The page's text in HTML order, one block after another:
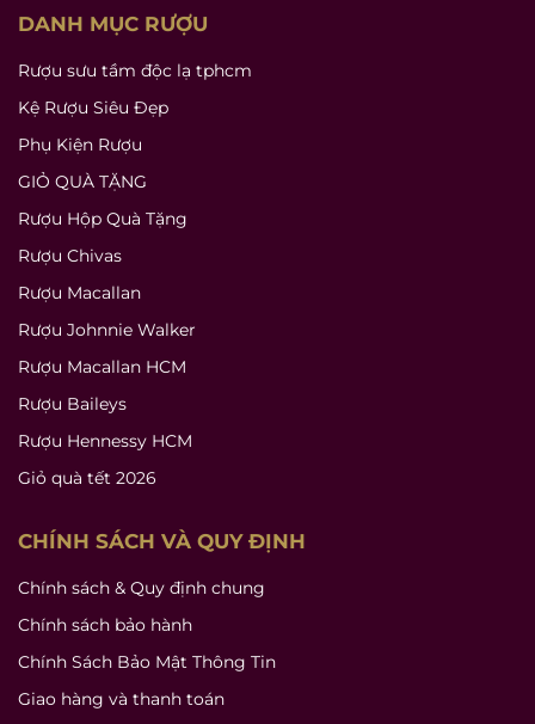
DANH MỤC RƯỢU
Rượu sưu tầm độc lạ tphcm
Kệ Rượu Siêu Đẹp
Phụ Kiện Rượu
GIỎ QUÀ TẶNG
Rượu Hộp Quà Tặng
Rượu Chivas
Rượu Macallan
Rượu Johnnie Walker
Rượu Macallan HCM
Rượu Baileys
Rượu Hennessy HCM
Giỏ quà tết 2026
CHÍNH SÁCH VÀ QUY ĐỊNH
Chính sách & Quy định chung
Chính sách bảo hành
Chính Sách Bảo Mật Thông Tin
Giao hàng và thanh toán